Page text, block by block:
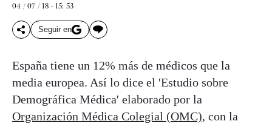
04 / 07 / 18 - 15: 53
Seguir en
España tiene un 12% más de médicos que la
media europea. Así lo dice el 'Estudio sobre
Demográfica Médica' elaborado por la
Organización Médica Colegial (OMC), con la